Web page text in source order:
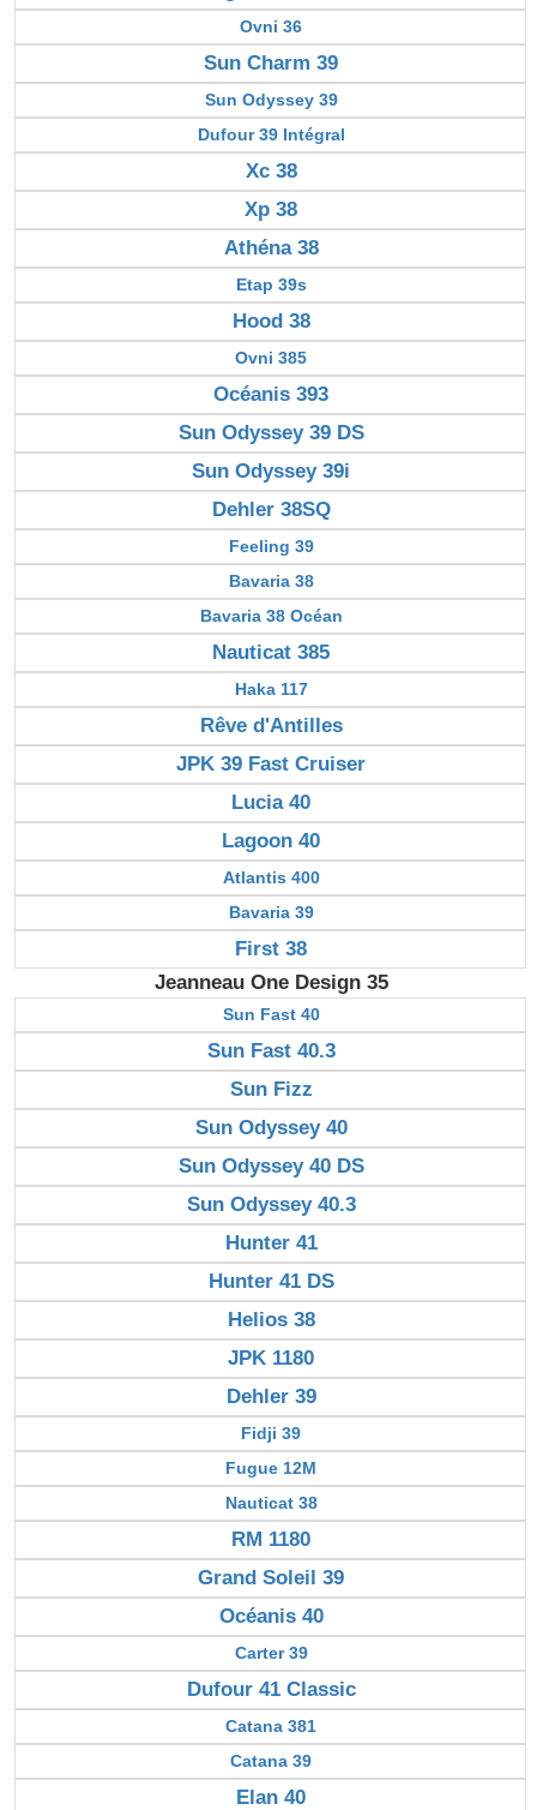
Ovni 36
Sun Charm 39
Sun Odyssey 39
Dufour 39 Intégral
Xc 38
Xp 38
Athéna 38
Etap 39s
Hood 38
Ovni 385
Océanis 393
Sun Odyssey 39 DS
Sun Odyssey 39i
Dehler 38SQ
Feeling 39
Bavaria 38
Bavaria 38 Océan
Nauticat 385
Haka 117
Rêve d'Antilles
JPK 39 Fast Cruiser
Lucia 40
Lagoon 40
Atlantis 400
Bavaria 39
First 38
Jeanneau One Design 35
Sun Fast 40
Sun Fast 40.3
Sun Fizz
Sun Odyssey 40
Sun Odyssey 40 DS
Sun Odyssey 40.3
Hunter 41
Hunter 41 DS
Helios 38
JPK 1180
Dehler 39
Fidji 39
Fugue 12M
Nauticat 38
RM 1180
Grand Soleil 39
Océanis 40
Carter 39
Dufour 41 Classic
Catana 381
Catana 39
Elan 40